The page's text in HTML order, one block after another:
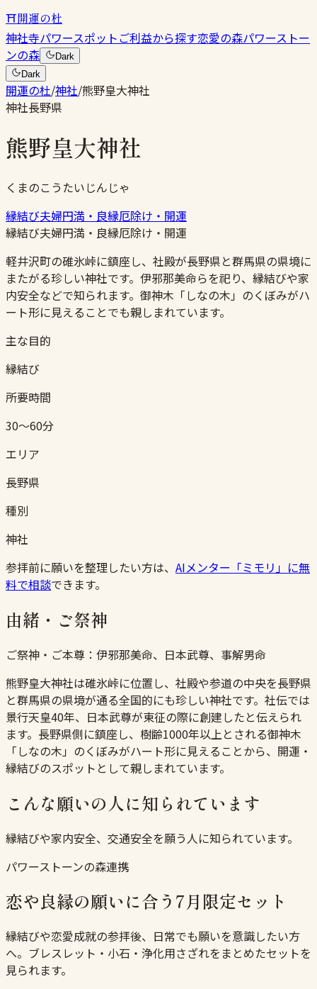
⛩開運の杜
神社寺パワースポットご利益から探す恋愛の森パワーストー
ンの森
Dark
Dark
開運の杜/神社/熊野皇大神社
神社長野県
熊野皇大神社
くまのこうたいじんじゃ
縁結び夫婦円満・良縁厄除け・開運
縁結び夫婦円満・良縁厄除け・開運
軽井沢町の碓氷峠に鎮座し、社殿が長野県と群馬県の県境に
またがる珍しい神社です。伊邪那美命らを祀り、縁結びや家
内安全などで知られます。御神木「しなの木」のくぼみがハ
ート形に見えることでも親しまれています。
主な目的
縁結び
所要時間
30〜60分
エリア
長野県
種別
神社
参拝前に願いを整理したい方は、 AIメンター「ミモリ」に無
料で相談できます。
由緒・ご祭神
ご祭神・ご本尊： 伊邪那美命、日本武尊、事解男命
熊野皇大神社は碓氷峠に位置し、社殿や参道の中央を長野県
と群馬県の県境が通る全国的にも珍しい神社です。社伝では
景行天皇40年、日本武尊が東征の際に創建したと伝えられ
ます。長野県側に鎮座し、樹齢1000年以上とされる御神木
「しなの木」のくぼみがハート形に見えることから、開運・
縁結びのスポットとして親しまれています。
こんな願いの人に知られています
縁結びや家内安全、交通安全を願う人に知られています。
パワーストーンの森連携
恋や良縁の願いに合う7月限定セット
縁結びや恋愛成就の参拝後、日常でも願いを意識したい方
へ。ブレスレット・小石・浄化用さざれをまとめたセットを
見られます。